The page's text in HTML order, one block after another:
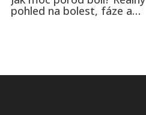
pohled na bolest, fáze a